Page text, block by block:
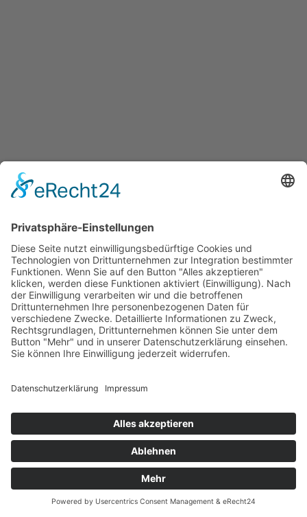
unterstützt von